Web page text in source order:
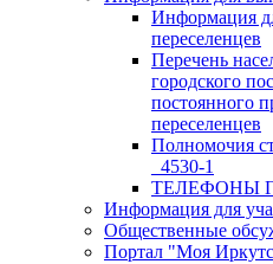
Информация
переселенцев
Перечень
городского
постоянного
переселенцев
Полномочия
_4530-1
ТЕЛЕФОНЫ
Информация для
Общественные
Портал "Моя